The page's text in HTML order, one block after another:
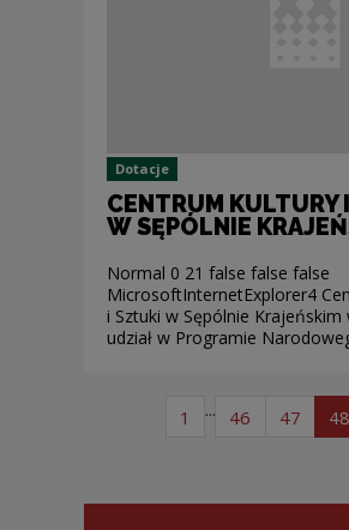
Dotacje
CENTRUM KULTURY
W SĘPÓLNIE
Normal 0 21 false false false
MicrosoftInternetExplorer4
i Sztuki w Sępólnie Krajeńskim
udział w Programie
Stronicowanie1 strona listy
... 46 strona listy
47 48